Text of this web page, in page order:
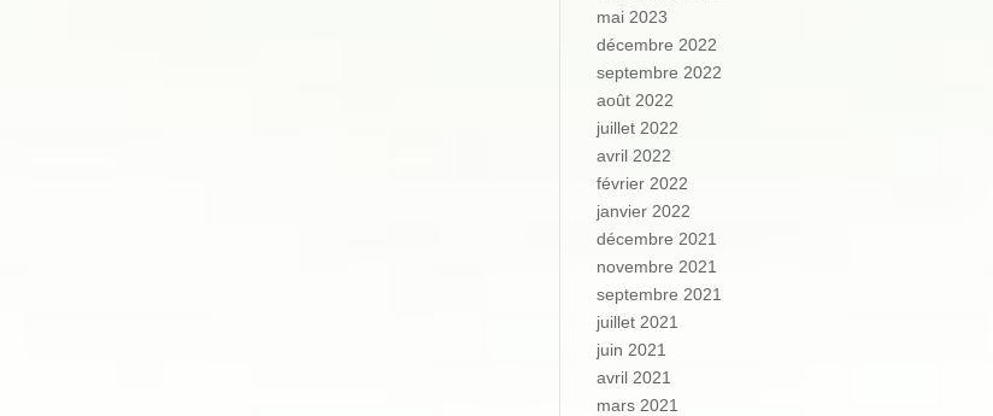
mai 2023
décembre 2022
septembre 2022
août 2022
juillet 2022
avril 2022
février 2022
janvier 2022
décembre 2021
novembre 2021
septembre 2021
juillet 2021
juin 2021
avril 2021
mars 2021